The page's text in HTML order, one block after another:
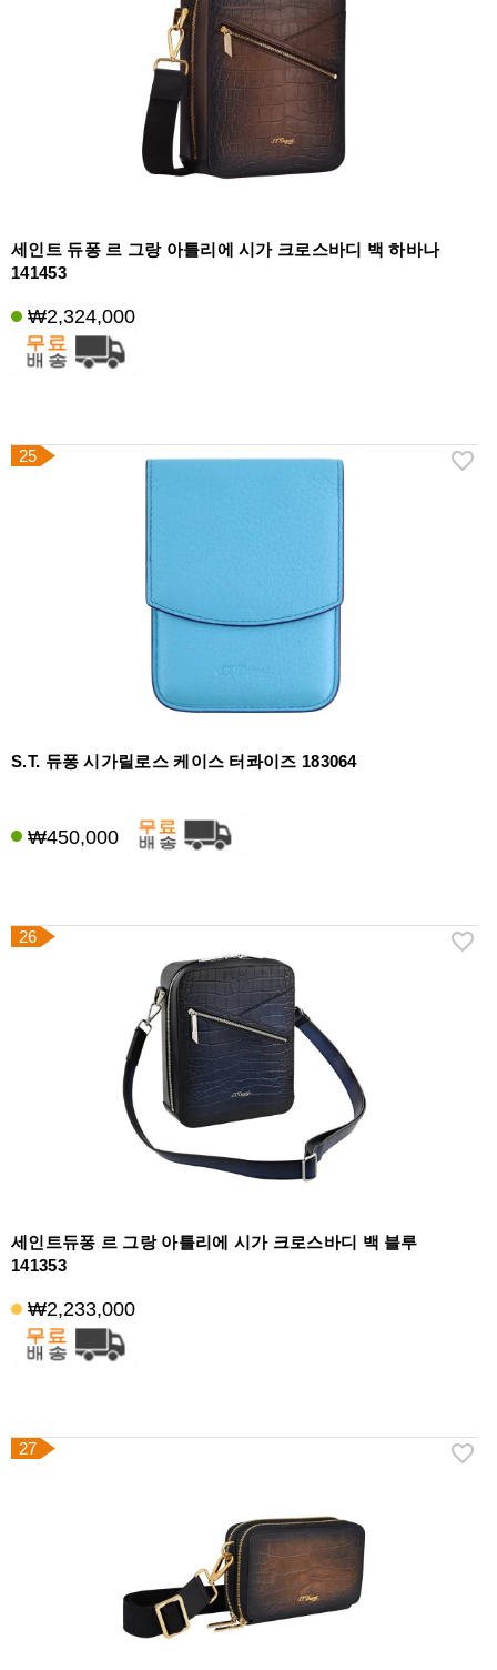
세인트 듀퐁 르 그랑 아틀리에 시가 크로스바디 백 하바나
141453
₩2,324,000
25
S.T. 듀퐁 시가릴로스 케이스 터콰이즈 183064
₩450,000
26
세인트듀퐁 르 그랑 아틀리에 시가 크로스바디 백 블루
141353
₩2,233,000
27